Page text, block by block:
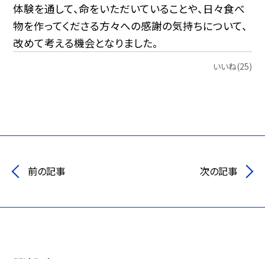
体験を通して、命をいただいていることや、日々食べ
物を作ってくださる方々への感謝の気持ちについて、
改めて考える機会となりました。
いいね(25)
前の記事 次の記事